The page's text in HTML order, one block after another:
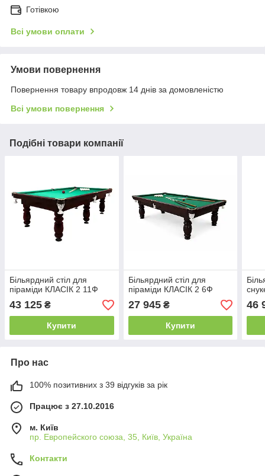
Готівкою
Всі умови оплати
Умови повернення
Повернення товару впродовж 14 днів за домовленістю
Всі умови повернення
Подібні товари компанії
Більярдний стiл для
піраміди КЛАСІК 2 11Ф
43 125 ₴
Купити
Більярдний стiл для
піраміди КЛАСІК 2 6Ф
27 945₴
Купити
46
Про нас
100% позитивних з 39 відгуків за рік
Працює з 27.10.2016
м. Київ
пр. Европейского союза, 35, Київ, Україна
Контакти